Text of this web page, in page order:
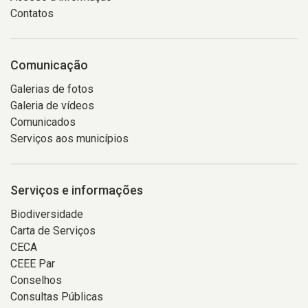
Contatos
Comunicação
Galerias de fotos
Galeria de vídeos
Comunicados
Serviços aos municípios
Serviços e informações
Biodiversidade
Carta de Serviços
CECA
CEEE Par
Conselhos
Consultas Públicas